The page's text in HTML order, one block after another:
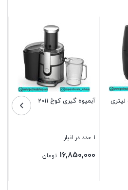
سرخ کن بدون روغن 5 لیتری
آبمیوه گیری کوخ 2011
1 عدد در انبار
16,850,000 تومان